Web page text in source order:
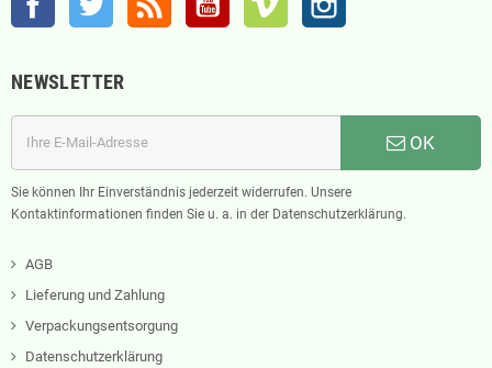
NEWSLETTER
OK
Sie können Ihr Einverständnis jederzeit widerrufen. Unsere
Kontaktinformationen finden Sie u. a. in der Datenschutzerklärung.
AGB
Lieferung und Zahlung
Verpackungsentsorgung
Datenschutzerklärung